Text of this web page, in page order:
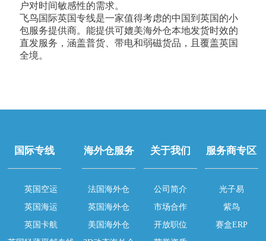
户对时间敏感性的需求。
​飞鸟国际英国专线是一家值得考虑的中国到英国的小
包服务提供商。能提供可媲美海外仓本地发货时效的
直发服务，涵盖普货、带电和弱磁货品，且覆盖英国
全境。
国际专线
英国空运
英国海运
英国卡航
海外仓服务
法国海外仓
英国海外仓
美国海外仓
关于我们
公司简介
市场合作
开放职位
服务商专区
光子易
紫鸟
赛盒ERP